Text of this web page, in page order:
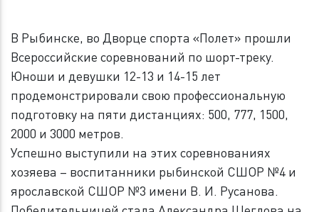
В Рыбинске, во Дворце спорта «Полет» прошли
Всероссийские соревнований по шорт-треку.
Юноши и девушки 12-13 и 14-15 лет
продемонстрировали свою профессиональную
подготовку на пяти дистанциях: 500, 777, 1500,
2000 и 3000 метров.
Успешно выступили на этих соревнованиях
хозяева – воспитанники рыбинской СШОР №4 и
ярославской СШОР №3 имени В. И. Русанова.